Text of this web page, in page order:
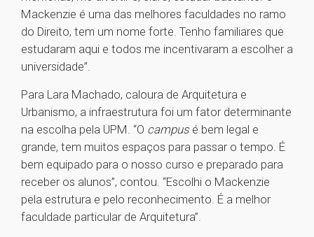
Mackenzie é uma das melhores faculdades no ramo
do Direito, tem um nome forte. Tenho familiares que
estudaram aqui e todos me incentivaram a escolher a
universidade”.
Para Lara Machado, caloura de Arquitetura e
Urbanismo, a infraestrutura foi um fator determinante
na escolha pela UPM. “O campus é bem legal e
grande, tem muitos espaços para passar o tempo. É
bem equipado para o nosso curso e preparado para
receber os alunos”, contou. “Escolhi o Mackenzie
pela estrutura e pelo reconhecimento. É a melhor
faculdade particular de Arquitetura”.